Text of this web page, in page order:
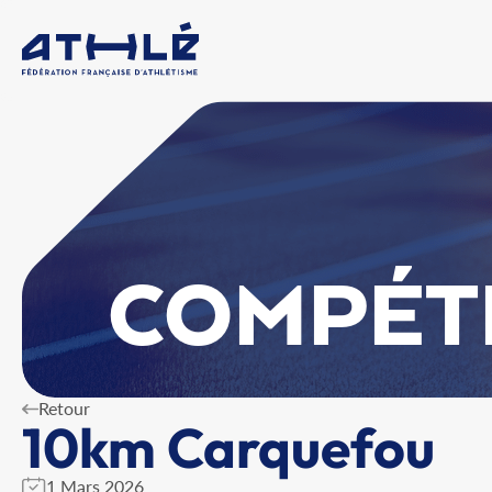
Retour
10km Carquefou
1 Mars 2026